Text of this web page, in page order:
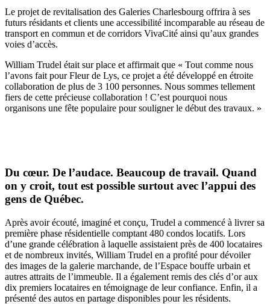
Le projet de revitalisation des Galeries Charlesbourg offrira à ses
futurs résidants et clients une accessibilité incomparable au réseau de
transport en commun et de corridors VivaCité ainsi qu’aux grandes
voies d’accès.
William Trudel était sur place et affirmait que « Tout comme nous
l’avons fait pour Fleur de Lys, ce projet a été développé en étroite
collaboration de plus de 3 100 personnes. Nous sommes tellement
fiers de cette précieuse collaboration ! C’est pourquoi nous
organisons une fête populaire pour souligner le début des travaux. »
Du cœur. De l’audace. Beaucoup de travail. Quand
on y croit, tout est possible surtout avec l’appui des
gens de Québec.
Après avoir écouté, imaginé et conçu, Trudel a commencé à livrer sa
première phase résidentielle comptant 480 condos locatifs. Lors
d’une grande célébration à laquelle assistaient près de 400 locataires
et de nombreux invités, William Trudel en a profité pour dévoiler
des images de la galerie marchande, de l’Espace bouffe urbain et
autres attraits de l’immeuble. Il a également remis des clés d’or aux
dix premiers locataires en témoignage de leur confiance. Enfin, il a
présenté des autos en partage disponibles pour les résidents.